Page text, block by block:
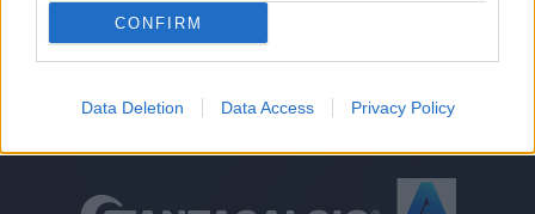
CONFIRM
Data Deletion Data Access Privacy Policy
Verona, Zanzi: "Arbitri? Inutile urlare,
simulazioni non vengono punite"